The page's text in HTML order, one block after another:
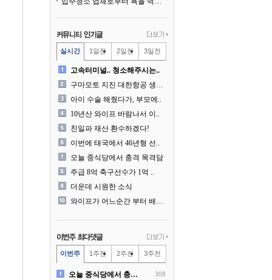
실시간 1일전 2일전 3일전
고속터미널.. 청소해주시는..
구마모토 지진 대한항공 생수..
아이 수술 해줬다가, 부모에..
10년산 와이프 바람나서 이..
친일파 재산 환수하겠다!
이번에 태국에서 46년형 선..
오늘 중식당에서 충격 목격담
주급 8억 축구선수가 1억 ..
더운데 시원한 소식
와이프가 어느순간 부터 배달..
이번주 1주전 2주전 3주전
오늘 중식당에서 충격 목격담 308